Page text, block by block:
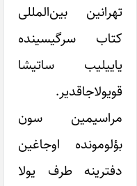
تهرانین بین‌المللی
کتاب سرگیسینده
یاییلیب ساتیشا
قویولاجاقدیر.
مراسیمین سون
بؤلومونده اوجاغین
دفترینه طرف یولا